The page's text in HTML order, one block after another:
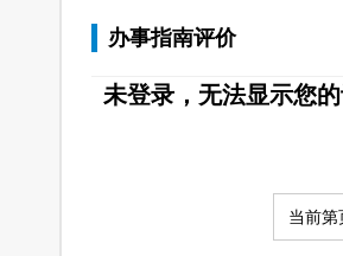
办事指南评价
未登录，无法显示您的
当前第